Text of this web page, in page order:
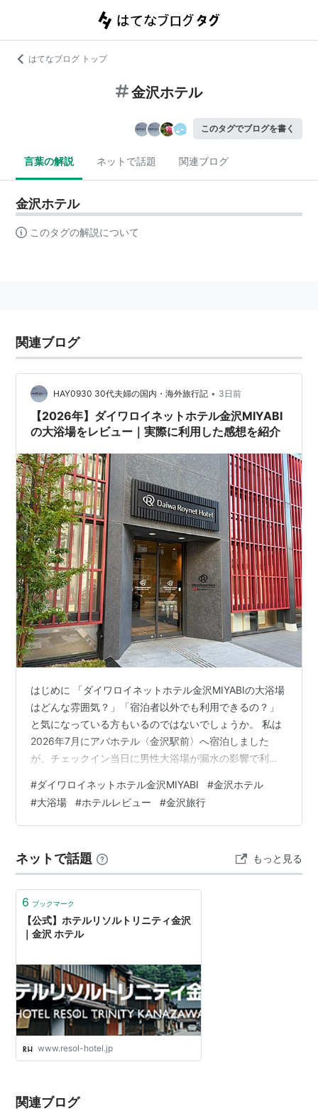
はてなブログ トップ
金沢ホテル
このタグでブログを書く
言葉の解説 ネットで話題 関連ブログ
金沢ホテル
このタグの解説について
関連ブログ
HAY0930 30代夫婦の国内・海外旅行記 • 3日前
【2026年】ダイワロイネットホテル金沢MIYABI
の大浴場をレビュー｜実際に利用した感想を紹介
はじめに 「ダイワロイネットホテル金沢MIYABIの大浴場
はどんな雰囲気？」「宿泊者以外でも利用できるの？」
と気になっている方もいるのではないでしょうか。 私は
2026年7月にアパホテル〈金沢駅前〉へ宿泊しました
が、チェックイン当日に男性大浴場が漏水の影響で利用
て案内されたのが「ダイワロイネットホテル金沢
MIYABI」の大浴場です。 結果として普段は体験できない
貴重な機会となり、実際に利用してきました。この記事
した感想を詳しく紹介します。 ダイワロイネットホテル
金沢MIYABI 大浴場の利用方…
#ダイワロイネットホテル金沢MIYABI #金沢ホテル
#大浴場 #ホテルレビュー #金沢旅行
ネットで話題 もっと見る
6 ブックマーク
【公式】ホテルリソルトリニティ金沢
｜金沢 ホテル
www.resol-hotel.jp
関連ブログ